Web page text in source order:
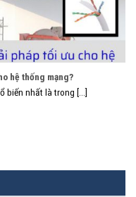
hệ thống mạng?
biến nhất là trong [...]